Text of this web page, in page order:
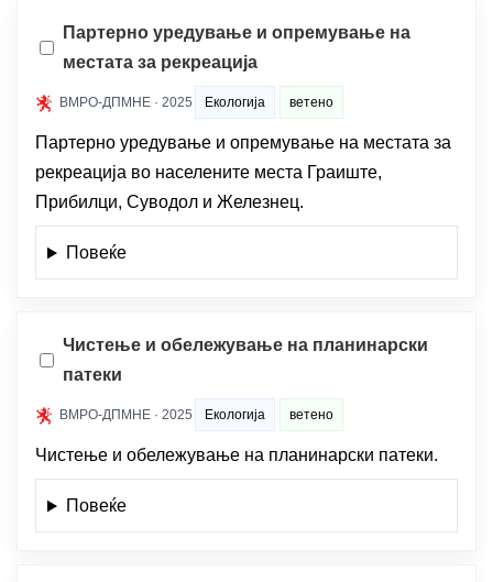
Партерно уредување и опремување на
местата за рекреација
ВМРО-ДПМНЕ · 2025 Екологија ветено
Партерно уредување и опремување на местата за
рекреација во населените места Граиште,
Прибилци, Суводол и Железнец.
Повеќе
Чистење и обележување на планинарски
патеки
ВМРО-ДПМНЕ · 2025 Екологија ветено
Чистење и обележување на планинарски патеки.
Повеќе